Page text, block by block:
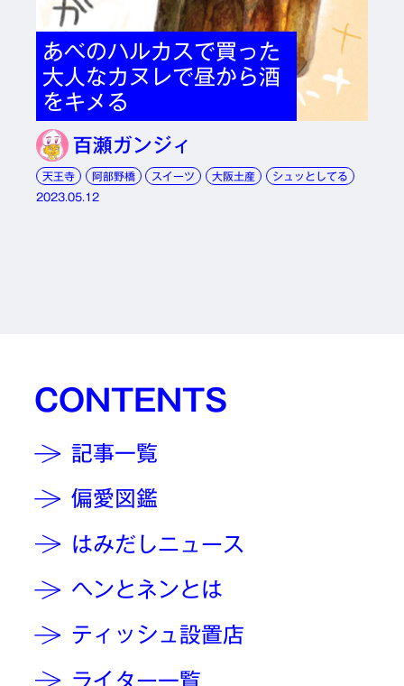
あべのハルカスで買った
大人なカヌレで昼から酒
をキメる
百瀬ガンジィ
天王寺 阿部野橋 スイーツ 大阪土産
シュッとしてる
2023.05.12
CONTENTS
記事一覧
偏愛図鑑
はみだしニュース
ヘンとネンとは
ティッシュ設置店
ライター一覧